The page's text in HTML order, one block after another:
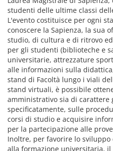
studenti delle ultime classi
L'evento costituisce per ogni
conoscere la Sapienza, la sua
studio, di cultura e di ritrovo
per gli studenti (biblioteche e
universitarie, attrezzature
alle informazioni sulla
stand di Facoltà lungo i viali
stand virtuali, è possibile
amministrativo sia di carattere
specificatamente, sulle
corsi di studio e acquisire
per la partecipazione alle
Inoltre, per favorire lo
alla formazione universitaria,